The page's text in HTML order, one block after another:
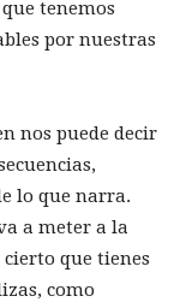
tenemos
por nuestras
nos puede decir
lo que narra.
a meter a la
que tienes
como